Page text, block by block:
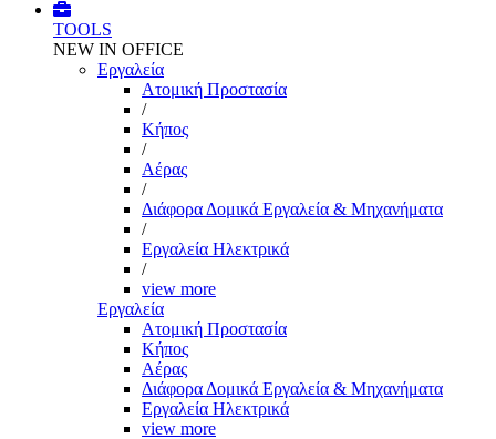
TOOLS
NEW IN OFFICE
Εργαλεία
Aτομική Προστασία
/
Kήπος
/
Αέρας
/
Διάφορα Δομικά Εργαλεία & Μηχανήματα
/
Εργαλεία Ηλεκτρικά
/
view more
Εργαλεία
Aτομική Προστασία
Kήπος
Αέρας
Διάφορα Δομικά Εργαλεία & Μηχανήματα
Εργαλεία Ηλεκτρικά
view more